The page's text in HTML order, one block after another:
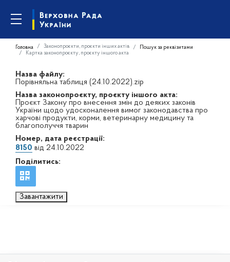
Головна Законопроєкти, проєкти інших актів
Пошук за реквізитами
Картка законопроєкту, проєкту іншого акта
Назва файлу:
Порівняльна таблиця (24.10.2022).zip
Назва законопроєкту, проєкту іншого акта:
Проєкт Закону про внесення змін до деяких законів
України щодо удосконалення вимог законодавства про
харчові продукти, корми, ветеринарну медицину та
благополуччя тварин
Номер, дата реєстрації:
8150 від 24.10.2022
Поділитись:
Завантажити